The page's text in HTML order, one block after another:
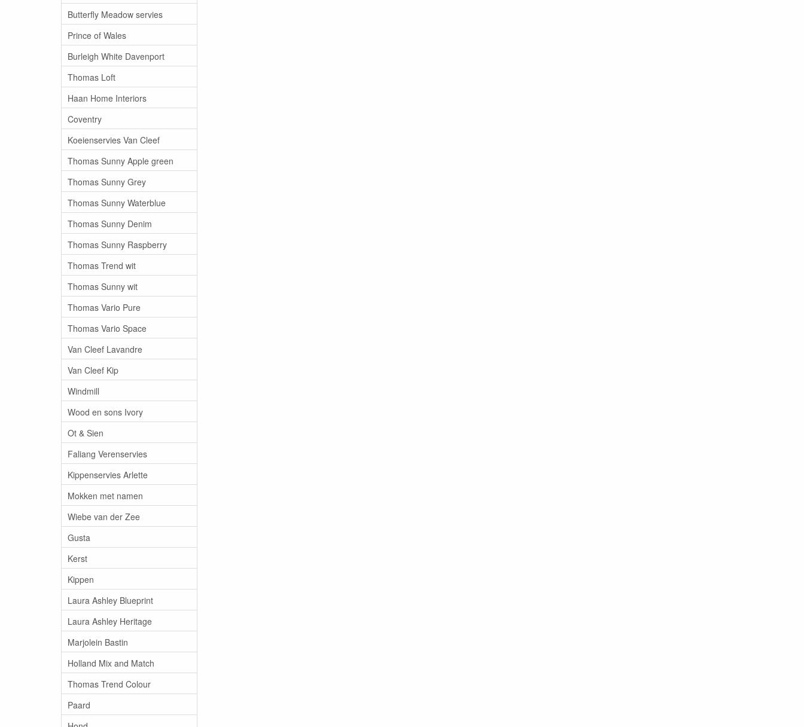
Butterfly Meadow servies
Prince of Wales
Burleigh White Davenport
Thomas Loft
Haan Home Interiors
Coventry
Koeienservies Van Cleef
Thomas Sunny Apple green
Thomas Sunny Grey
Thomas Sunny Waterblue
Thomas Sunny Denim
Thomas Sunny Raspberry
Thomas Trend wit
Thomas Sunny wit
Thomas Vario Pure
Thomas Vario Space
Van Cleef Lavandre
Van Cleef Kip
Windmill
Wood en sons Ivory
Ot & Sien
Faliang Verenservies
Kippenservies Arlette
Mokken met namen
Wiebe van der Zee
Gusta
Kerst
Kippen
Laura Ashley Blueprint
Laura Ashley Heritage
Marjolein Bastin
Holland Mix and Match
Thomas Trend Colour
Paard